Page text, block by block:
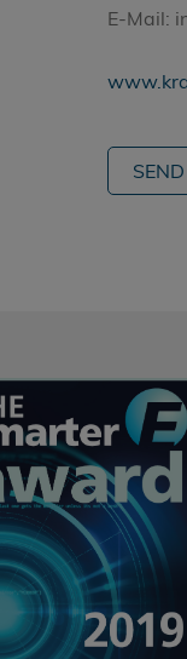
E-Mail: